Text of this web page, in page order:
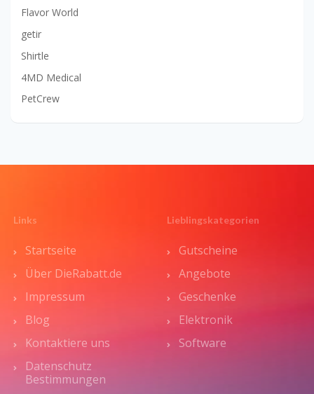
Flavor World
getir
Shirtle
4MD Medical
PetCrew
Links
Startseite
Über DieRabatt.de
Impressum
Blog
Kontaktiere uns
Datenschutz
Bestimmungen
Lieblingskategorien
Gutscheine
Angebote
Geschenke
Elektronik
Software